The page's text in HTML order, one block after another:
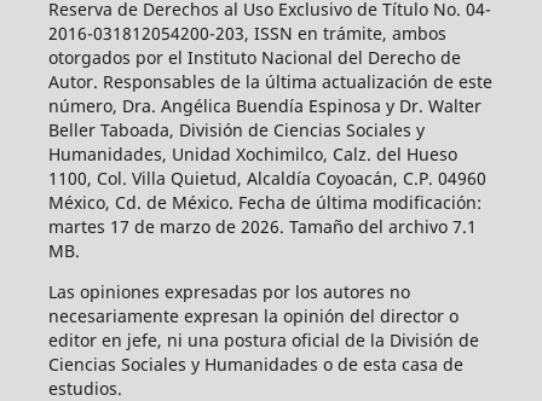
Reserva de Derechos al Uso Exclusivo de Título No. 04-
2016-031812054200-203, ISSN en trámite, ambos
otorgados por el Instituto Nacional del Derecho de
Autor. Responsables de la última actualización de este
número, Dra. Angélica Buendía Espinosa y Dr. Walter
Beller Taboada, División de Ciencias Sociales y
Humanidades, Unidad Xochimilco, Calz. del Hueso
1100, Col. Villa Quietud, Alcaldía Coyoacán, C.P. 04960
México, Cd. de México. Fecha de última modificación:
martes 17 de marzo de 2026. Tamaño del archivo 7.1
MB.
Las opiniones expresadas por los autores no
necesariamente expresan la opinión del director o
editor en jefe, ni una postura oficial de la División de
Ciencias Sociales y Humanidades o de esta casa de
estudios.